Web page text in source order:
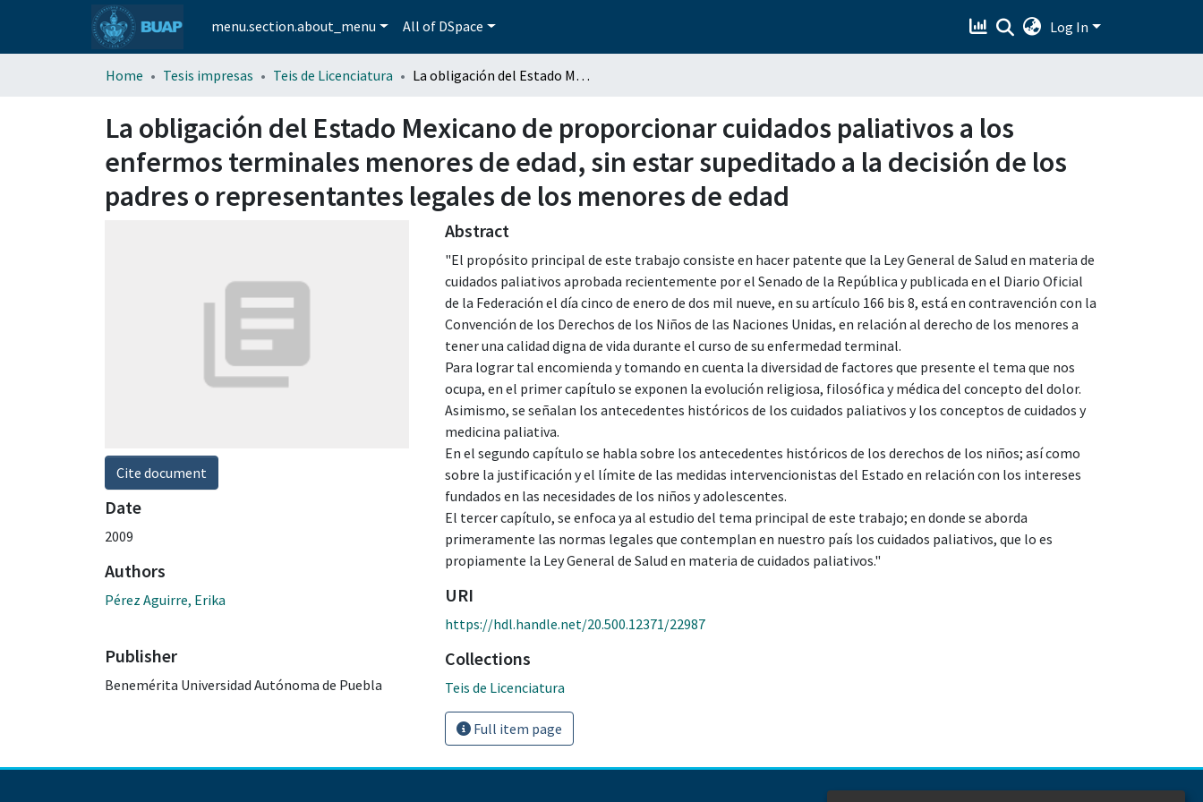
menu.section.about_menu All of DSpace Log In
Home Tesis impresas Teis de Licenciatura La obligación del Estado Mexicano de proporcionar cuidados paliativos a los enfermos terminales menores de edad, sin estar supeditado a la decisión de los padres o representantes legales de los menores de edad
La obligación del Estado Mexicano de proporcionar cuidados paliativos a los
enfermos terminales menores de edad, sin estar supeditado a la decisión de los
padres o representantes legales de los menores de edad
Cite document
Date
2009
Authors
Pérez Aguirre, Erika
Publisher
Benemérita Universidad Autónoma de Puebla
Abstract
"El propósito principal de este trabajo consiste en hacer patente que la Ley General de Salud en materia de
cuidados paliativos aprobada recientemente por el Senado de la República y publicada en el Diario Oficial
de la Federación el día cinco de enero de dos mil nueve, en su artículo 166 bis 8, está en contravención con la
Convención de los Derechos de los Niños de las Naciones Unidas, en relación al derecho de los menores a
tener una calidad digna de vida durante el curso de su enfermedad terminal.
Para lograr tal encomienda y tomando en cuenta la diversidad de factores que presente el tema que nos
ocupa, en el primer capítulo se exponen la evolución religiosa, filosófica y médica del concepto del dolor.
Asimismo, se señalan los antecedentes históricos de los cuidados paliativos y los conceptos de cuidados y
medicina paliativa.
En el segundo capítulo se habla sobre los antecedentes históricos de los derechos de los niños; así como
sobre la justificación y el límite de las medidas intervencionistas del Estado en relación con los intereses
fundados en las necesidades de los niños y adolescentes.
El tercer capítulo, se enfoca ya al estudio del tema principal de este trabajo; en donde se aborda
primeramente las normas legales que contemplan en nuestro país los cuidados paliativos, que lo es
propiamente la Ley General de Salud en materia de cuidados paliativos."
URI
https://hdl.handle.net/20.500.12371/22987
Collections
Teis de Licenciatura
Full item page